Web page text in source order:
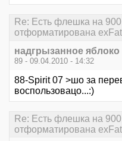
Re: Есть флешка на
отформатирована exFat
надгрызанное яблоко
89 - 09.04.2010 - 14:32
88-Spirit 07 >шо за
воспользовацо...:)
Re: Есть флешка на
отформатирована exFat